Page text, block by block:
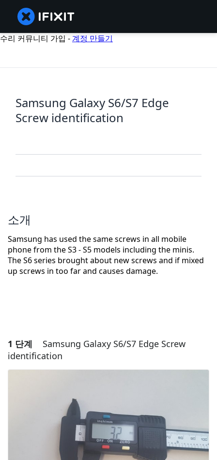
수리 커뮤니티 가입 -계정 만들기
Samsung Galaxy S6/S7 Edge
Screw identification
소개
Samsung has used the same screws in all mobile
phone from the S3 - S5 models including the minis.
The S6 series brought about new screws and if mixed
up screws in too far and causes damage.
1 단계
Samsung Galaxy S6/S7 Edge Screw
identification